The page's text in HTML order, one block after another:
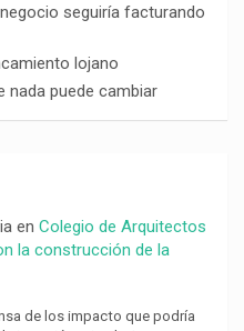
seguiría facturando
lojano
nada puede cambiar
en Colegio de Arquitectos
la construcción de la
de los impacto que podría